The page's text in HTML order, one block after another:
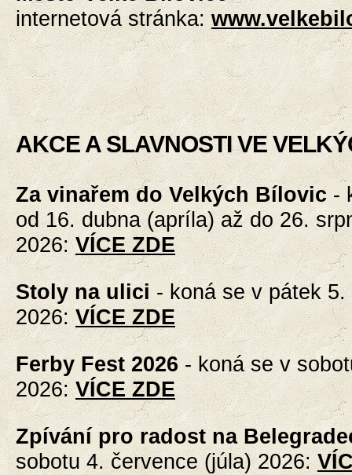
internetová stránka:
AKCE A SLAVNOSTI VE
Za vinařem do Velkých Bílovic -
od 16. dubna (apríla) až do 26.
2026:VÍCE ZDE
Stoly na ulici - koná se v pátek
2026:VÍCE ZDE
Ferby Fest 2026 - koná se v
2026:VÍCE ZDE
Zpívání pro radost na
sobotu 4. července (júla) 2026: